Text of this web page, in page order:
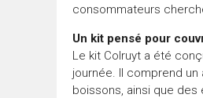
consommateurs
Un kit pensé pour
Le kit Colruyt a été
journée. Il comprend
boissons, ainsi que